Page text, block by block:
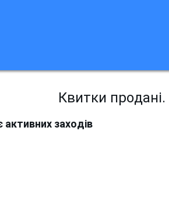
Квитки
заходів